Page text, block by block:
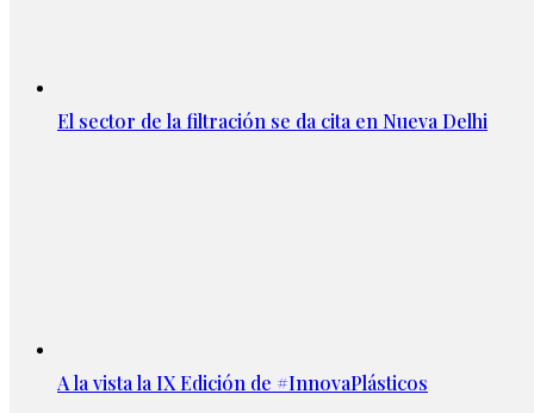
El sector de la filtración se da cita en Nueva Delhi
A la vista la IX Edición de #InnovaPlásticos